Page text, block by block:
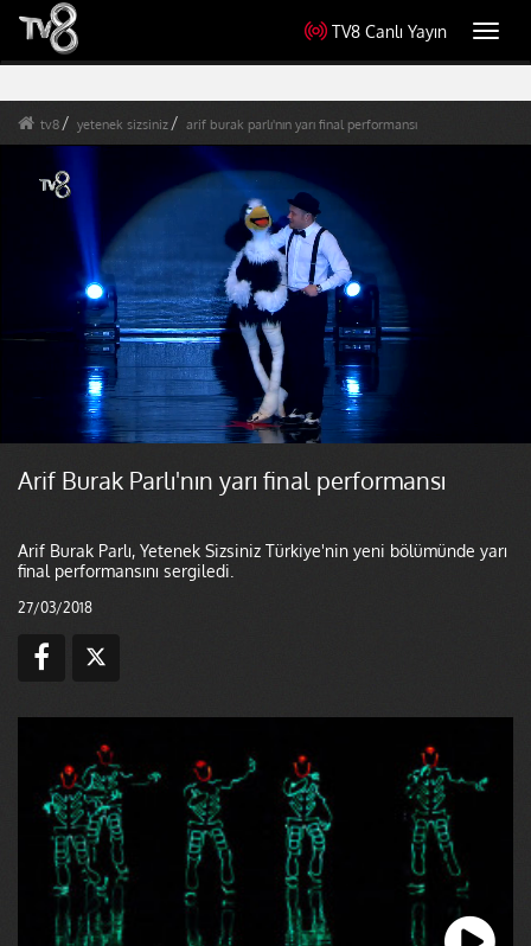
TV8 Canlı Yayın
tv8 yetenek sizsiniz arif burak parlı'nın yarı final performansı
Arif Burak Parlı'nın yarı final performansı
Arif Burak Parlı, Yetenek Sizsiniz Türkiye'nin yeni bölümünde yarı
final performansını sergiledi.
27/03/2018